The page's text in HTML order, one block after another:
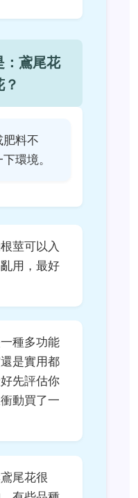
：鳶尾花
肥料不
環境。
莖可以入
用，最好
種多功能
是實用都
先評估你
動買了一
尾花很